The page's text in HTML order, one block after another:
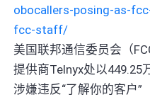
obocallers-posing-as-
fcc-staff/
美国联邦通信委员会（
提供商Telnyx处以449.25
涉嫌违反“了解你的客户”